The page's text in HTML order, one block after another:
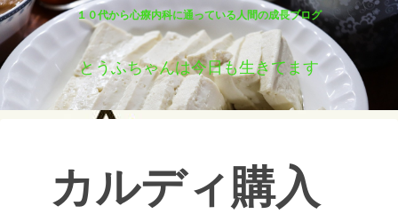
１０代から心療内科に通っている人間の成長ブログ
とうふちゃんは今日も生きてます
カルディ購入